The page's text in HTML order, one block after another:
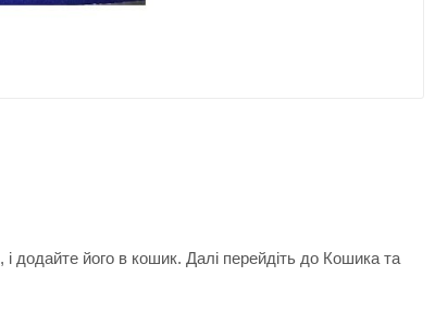
додайте його в кошик. Далі перейдіть до Кошика та